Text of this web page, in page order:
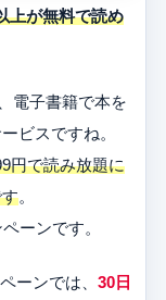
上が無料で読め
電子書籍で本を
ビスですね。
円で読み放題に
。
ーンです。
ーンでは、 30日